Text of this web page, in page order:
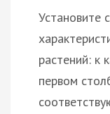
Установите
растений: к
первом